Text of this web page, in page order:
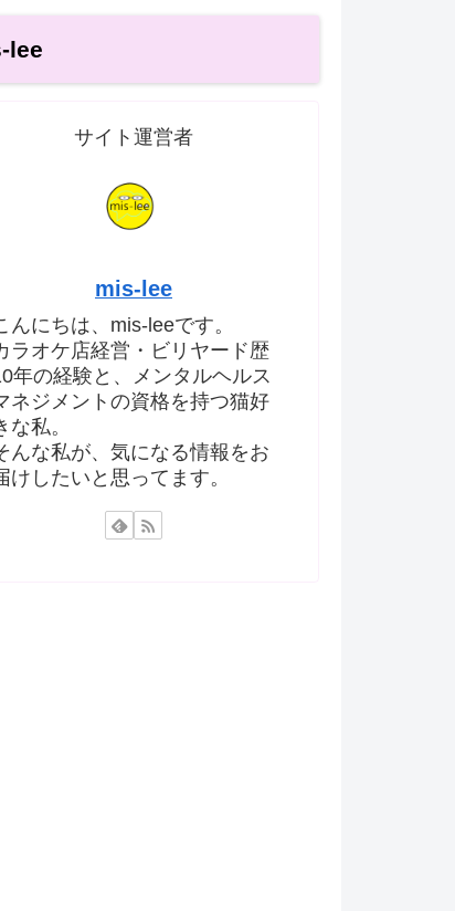
lee
サイト運営者
mis-lee
んにちは、mis-leeです。
ラオケ店経営・ビリヤード歴
年の経験と、メンタルヘルス
ネジメントの資格を持つ猫好
な私。
んな私が、気になる情報をお
けしたいと思ってます。